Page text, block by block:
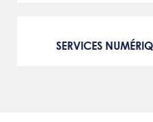
SERVICES